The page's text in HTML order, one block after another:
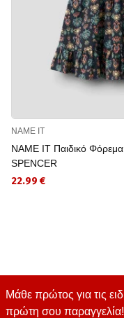
NAME IT
NAME IT Παιδικό
SPENCER
22.99 €
Μάθε πρώτος για τις
πρώτη σου παραγγελία!